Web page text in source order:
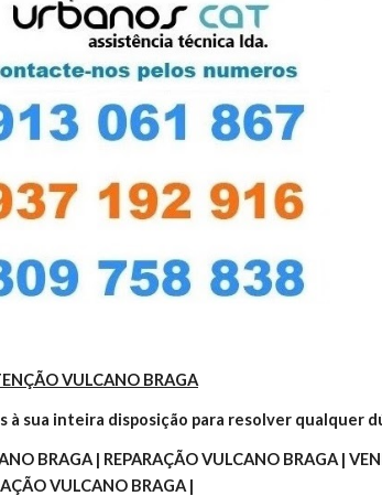
VULCANO BRAGA
à sua inteira disposição para resolver qualquer
BRAGA | REPARAÇÃO VULCANO BRAGA |
VULCANO BRAGA |